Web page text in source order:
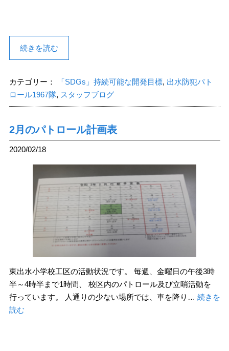
続きを読む
カテゴリー： 「SDGs」持続可能な開発目標, 出水防犯パト
ロール1967隊, スタッフブログ
2月のパトロール計画表
2020/02/18
東出水小学校工区の活動状況です。 毎週、金曜日の午後3時
半～4時半まで1時間、 校区内のパトロール及び立哨活動を
行っています。 人通りの少ない場所では、車を降り… 続きを
読む